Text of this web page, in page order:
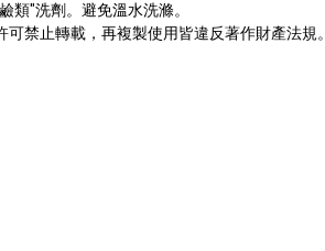
類"洗劑。避免溫水洗滌。
禁止轉載，再複製使用皆違反著作財產法規。